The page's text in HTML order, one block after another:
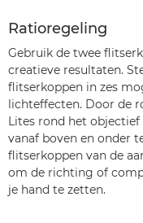
Ratioregeling
Gebruik de twee
creatieve resultaten.
flitserkoppen in zes
lichteffecten. Door de
Lites rond het
vanaf boven en onder
flitserkoppen van de
om de richting of
je hand te zetten.